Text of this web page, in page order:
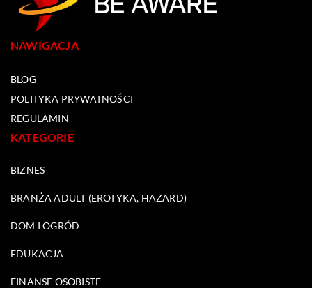
NAWIGACJA
BLOG
POLITYKA PRYWATNOŚCI
REGULAMIN
KATEGORIE
BIZNES
BRANŻA ADULT (EROTYKA, HAZARD)
DOM I OGRÓD
EDUKACJA
FINANSE OSOBISTE